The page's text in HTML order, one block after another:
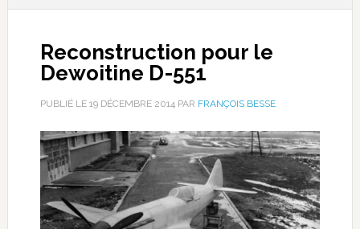
Reconstruction pour le
Dewoitine D-551
PUBLIÉ LE 19 DÉCEMBRE 2014PAR FRANÇOIS BESSE